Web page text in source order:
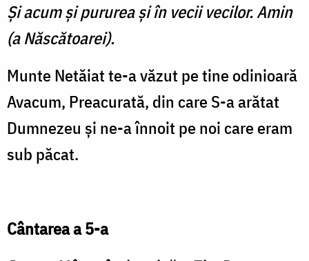
Şi acum şi pururea şi în vecii vecilor. Amin
(a Născătoarei).
Munte Netăiat te-a văzut pe tine odinioară
Avacum, Preacurată, din care S-a arătat
Dumnezeu şi ne-a înnoit pe noi care eram
sub păcat.
Cântarea a 5-a